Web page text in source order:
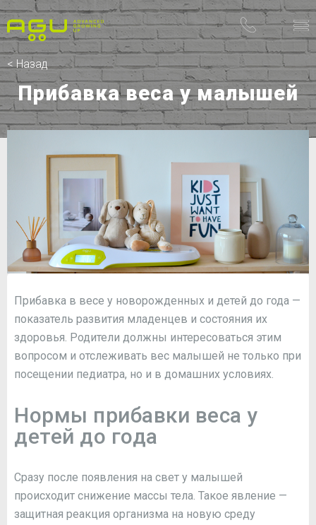
< Назад
Прибавка веса у малышей
Прибавка в весе у новорожденных и детей до года —
показатель развития младенцев и состояния их
здоровья. Родители должны интересоваться этим
вопросом и отслеживать вес малышей не только при
посещении педиатра, но и в домашних условиях.
Нормы прибавки веса у
детей до года
Сразу после появления на свет у малышей
происходит снижение массы тела. Такое явление —
защитная реакция организма на новую среду